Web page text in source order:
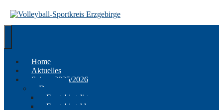
zum
Inhalt
Home
Aktuelles
Saison 2025/2026
Damen
Erzgebirgsliga
Erzgebirgsklasse